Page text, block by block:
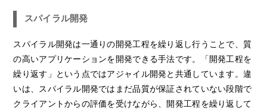
スパイラル開発
スパイラル開発は一通りの開発工程を繰り返し行うことで、質
の高いアプリケーションを開発できる手法です。「開発工程を
繰り返す」という点ではアジャイル開発と共通しています。違
いは、スパイラル開発ではまだ品質が保証されていない段階で
クライアントからの評価を受けながら、開発工程を繰り返して